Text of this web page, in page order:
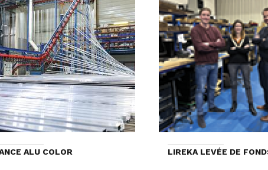
ALU COLOR LIREKA LEVÉE DE